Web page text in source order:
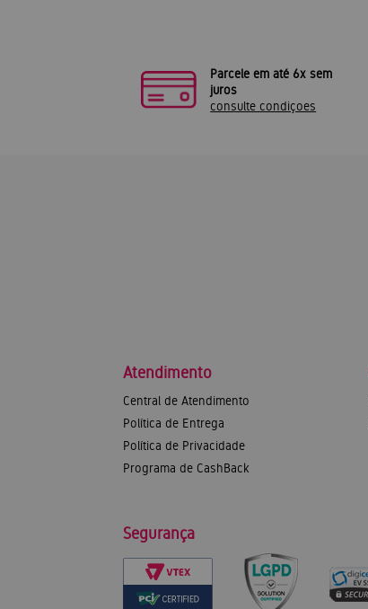
Parcele em até 6x sem
juros
consulte condiçoes
Atendimento
Central de Atendimento
Política de Entrega
Política de Privacidade
Programa de CashBack
Segurança